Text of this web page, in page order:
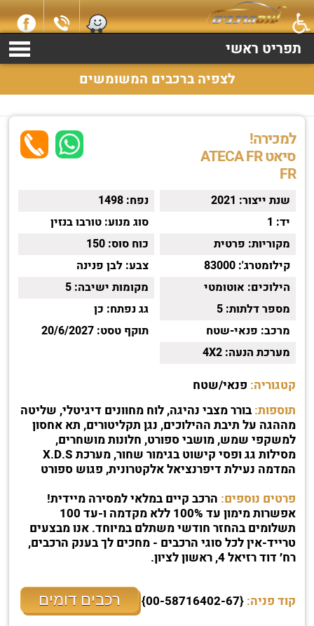
למכירה סיאט ATECA FR שנת 2021 התקשרו עכשיו 2369*
תפריט ראשי
לצפיה ברכבים המשומשים
למכירה!
סיאט ATECA FR
FR
שנת ייצור: 2021
יד: 1
מקוריות: פרטית
קילומטרג': 83000
הילוכים: אוטומטי
מספר דלתות: 5
מרכב: פנאי-שטח
מערכת הנעה: 4X2
נפח: 1498
סוג מנוע: טורבו בנזין
כוח סוס: 150
צבע: לבן פנינה
מקומות ישיבה: 5
גג נפתח: כן
תוקף טסט: 20/6/2027
קטגוריה: פנאי/שטח
תוספות:בורר מצבי נהיגה, לוח מחוונים דיגיטלי, שליטה
מההגה על תיבת ההילוכים, נגן תקליטורים, תא אחסון
למשקפי שמש, מושבי ספורט, חלונות מושחרים,
מסילות גג ופסי קישוט בגימור שחור, מערכת X.D.S
המדמה נעילת דיפרנציאל אלקטרונית, פגוש ספורט
פרטים נוספים: הרכב קיים במלאי למסירה מיידית!
אפשרות מימון עד 100% ללא מקדמה ו-עד 100
תשלומים בהחזר חודשי משתלם במיוחד. אנו מבצעים
טרייד-אין לכל סוגי הרכבים - מחכים לך בענק הרכבים,
רח׳ דוד רזיאל 4, ראשון לציון.
קוד פניה:{00-58716402-67} רכבים דומים